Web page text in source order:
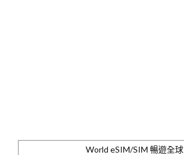
World eSIM/SIM 暢遊全球